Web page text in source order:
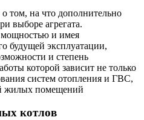
том, на что дополнительно
выборе агрегата.
и имея
будущей эксплуатации,
и степень
которой зависит не только
систем отопления и ГВС,
жилых помещений
котлов